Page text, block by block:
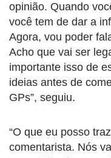
opinião. Quando
você tem de dar a
Agora, vou poder
Acho que vai ser
importante isso de
ideias antes de
GPs”, seguiu.
“O que eu posso
comentarista. Nós